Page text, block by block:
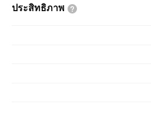
ประสิทธิภาพ